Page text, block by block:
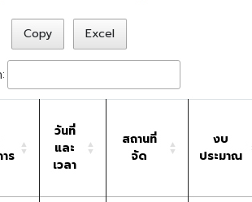
Copy Excel
ร
วันที่
และ
เวลา
สถานที่
จัด
งบ
ประมาณ